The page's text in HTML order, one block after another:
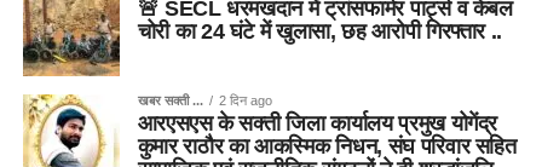
🚨 SECL धरमखदान में ट्रांसफार्मर पार्ट्स व केबल
चोरी का 24 घंटे में खुलासा, छह आरोपी गिरफ्तार ..
खबर सक्ती ... 2 दिन ago
आरएसएस के सक्ती जिला कार्यालय प्रमुख योगेंद्र
कुमार राठौर का आकस्मिक निधन, संघ परिवार सहित